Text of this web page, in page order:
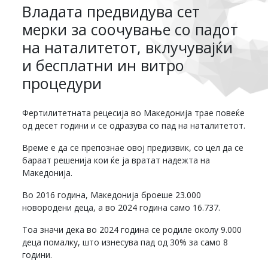
Владата предвидува сет
мерки за соочување со падот
на наталитетот, вклучувајќи
и бесплатни ин витро
процедури
Фертилитетната рецесија во Македонија трае повеќе
од десет години и се одразува со пад на наталитетот.
Време е да се препознае овој предизвик, со цел да се
бараат решенија кои ќе ја вратат надежта на
Македонија.
Во 2016 година, Македонија броеше 23.000
новородени деца, а во 2024 година само 16.737.
Тоа значи дека во 2024 година се родиле околу 9.000
деца помалку, што изнесува пад од 30% за само 8
години.